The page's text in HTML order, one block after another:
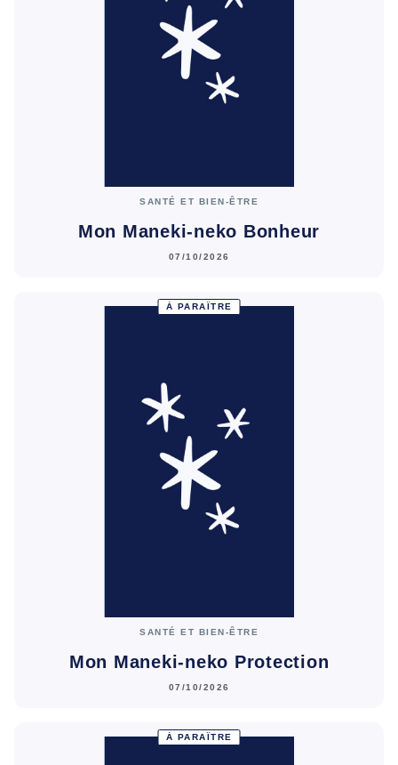
SANTÉ ET BIEN-ÊTRE
Mon Maneki-neko Bonheur
07/10/2026
À PARAÎTRE
SANTÉ ET BIEN-ÊTRE
Mon Maneki-neko Protection
07/10/2026
À PARAÎTRE